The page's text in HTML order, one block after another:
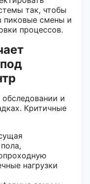
так, чтобы
пиковые смены и
процессов.
и
Критичные
нагрузки